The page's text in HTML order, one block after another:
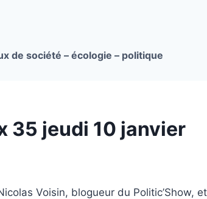
de société – écologie – politique
35 jeudi 10 janvier
Voisin, blogueur du Politic’Show,